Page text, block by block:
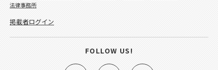
法律事務所
掲載者ログイン
FOLLOW US!